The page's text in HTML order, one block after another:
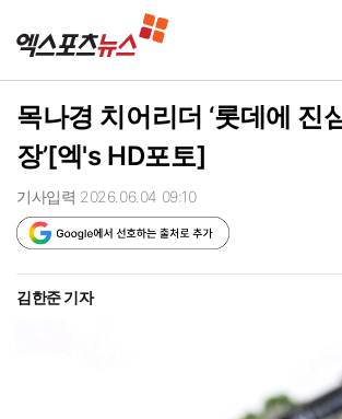
목나경 치어리더 ‘롯데에 진
장’[엑's HD포토]
기사입력 2026.06.04 09:10
김한준 기자